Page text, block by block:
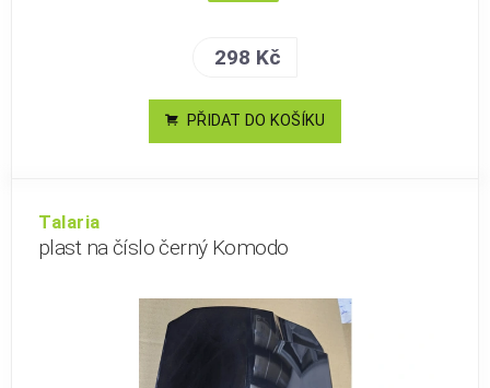
298 Kč
PŘIDAT DO KOŠÍKU
Talaria
plast na číslo černý Komodo